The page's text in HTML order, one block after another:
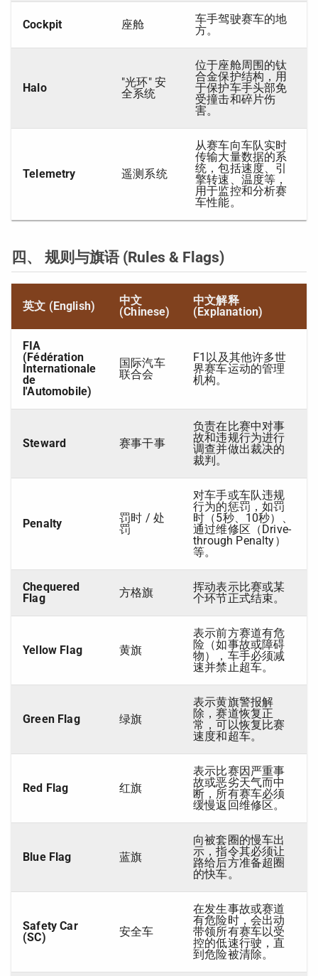
Cockpit 座舱
车手驾驶赛车的地
方。
Halo
"光环" 安
全系统
位于座舱周围的钛
合金保护结构，用
于保护车手头部免
受撞击和碎片伤
害。
Telemetry 遥测系统
从赛车向车队实时
传输大量数据的系
统，包括速度、引
擎转速、温度等，
用于监控和分析赛
车性能。
四、 规则与旗语 (Rules & Flags)
英文 (English)
中文
(Chinese)
中文解释
(Explanation)
FIA
(Fédération
Internationale
de
l'Automobile)
国际汽车
联合会
F1以及其他许多世
界赛车运动的管理
机构。
Steward 赛事干事
负责在比赛中对事
故和违规行为进行
调查并做出裁决的
裁判。
Penalty
罚时 / 处
罚
对车手或车队违规
行为的惩罚，如罚
时（5秒、10秒）、
通过维修区（Drive-
through Penalty）
等。
Chequered
Flag
方格旗
挥动表示比赛或某
个环节正式结束。
Yellow Flag 黄旗
表示前方赛道有危
险（如事故或障碍
物），车手必须减
速并禁止超车。
Green Flag 绿旗
表示黄旗警报解
除，赛道恢复正
常，可以恢复比赛
速度和超车。
Red Flag 红旗
表示比赛因严重事
故或恶劣天气而中
断，所有赛车必须
缓慢返回维修区。
Blue Flag 蓝旗
向被套圈的慢车出
示，指令其必须让
路给后方准备超圈
的快车。
Safety Car
(SC)
安全车
在发生事故或赛道
有危险时，会出动
带领所有赛车以受
控的低速行驶，直
到危险被清除。